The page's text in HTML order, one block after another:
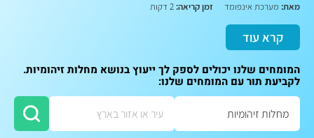
מאת: מערכת אינפומד זמן קריאה:
קרא עוד
המומחים שלנו יכולים לספק לך ייעוץ בנושא מחלות זיהומיות.
לקביעת תור עם המומחים שלנו: